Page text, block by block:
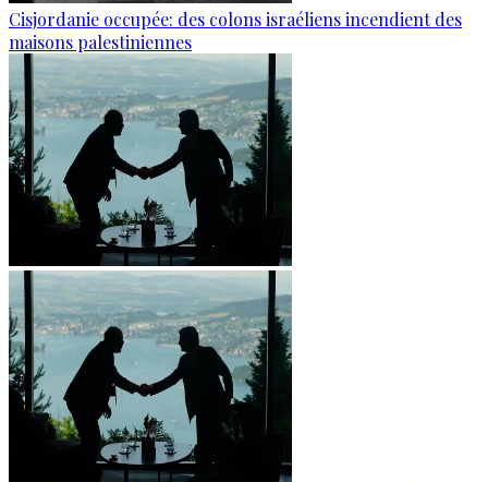
Cisjordanie occupée: des colons israéliens incendient des
maisons palestiniennes